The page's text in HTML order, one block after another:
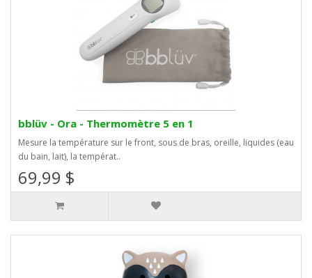
bblüv - Ora - Thermomètre 5 en 1
Mesure la température sur le front, sous de bras, oreille, liquides (eau
du bain, lait), la températ..
69,99 $